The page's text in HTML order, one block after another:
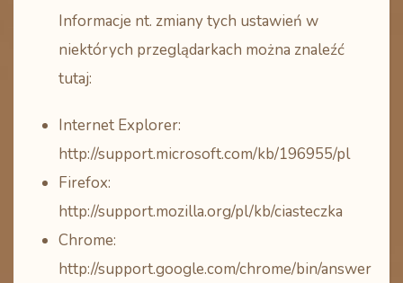
Informacje nt. zmiany tych ustawień w
niektórych przeglądarkach można znaleźć
tutaj:
Internet Explorer:
http://support.microsoft.com/kb/196955/pl
Firefox:
http://support.mozilla.org/pl/kb/ciasteczka
Chrome:
http://support.google.com/chrome/bin/answer.py?